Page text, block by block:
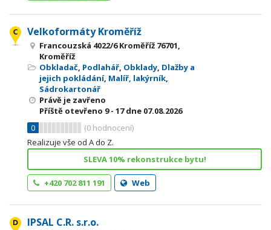
Velkoformáty Kroměříž
Francouzská 4022/6 Kroměříž 76701,
Kroměříž
Obkladač, Podlahář, Obklady, Dlažby a
jejich pokládání, Malíř, lakýrník,
Sádrokartonář
Právě je zavřeno
Příště otevřeno 9 - 17dne 07.08.2026
0
(0 hodnocení)
Realizuje vše od A do Z.
SLEVA 10% rekonstrukce bytu!
+420 702 811 191 Web
IPSAL C.R. s.r.o.